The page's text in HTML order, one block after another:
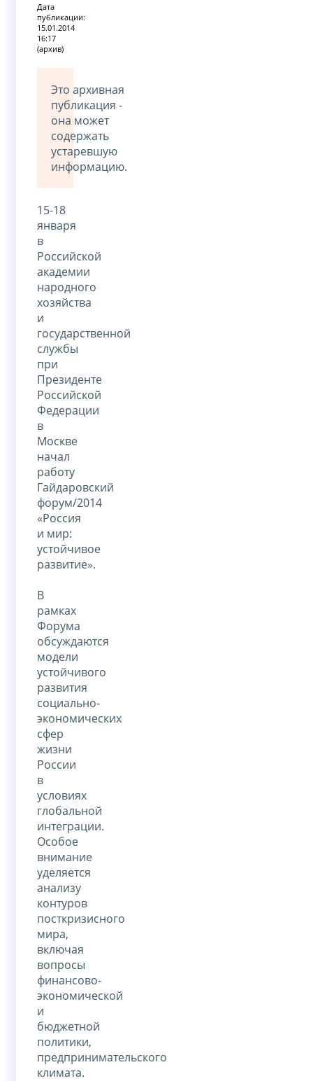
Дата
публикации:
15.01.2014
16:17
(архив)
Это архивная
публикация -
она может
содержать
устаревшую
информацию.
15-18
января
в
Российской
академии
народного
хозяйства
и
государственной
службы
при
Президенте
Российской
Федерации
в
Москве
начал
работу
Гайдаровский
форум/2014
«Россия
и мир:
устойчивое
развитие».
В
рамках
Форума
обсуждаются
модели
устойчивого
развития
социально-
экономических
сфер
жизни
России
в
условиях
глобальной
интеграции.
Особое
внимание
уделяется
анализу
контуров
посткризисного
мира,
включая
вопросы
финансово-
экономической
и
бюджетной
политики,
предпринимательского
климата.